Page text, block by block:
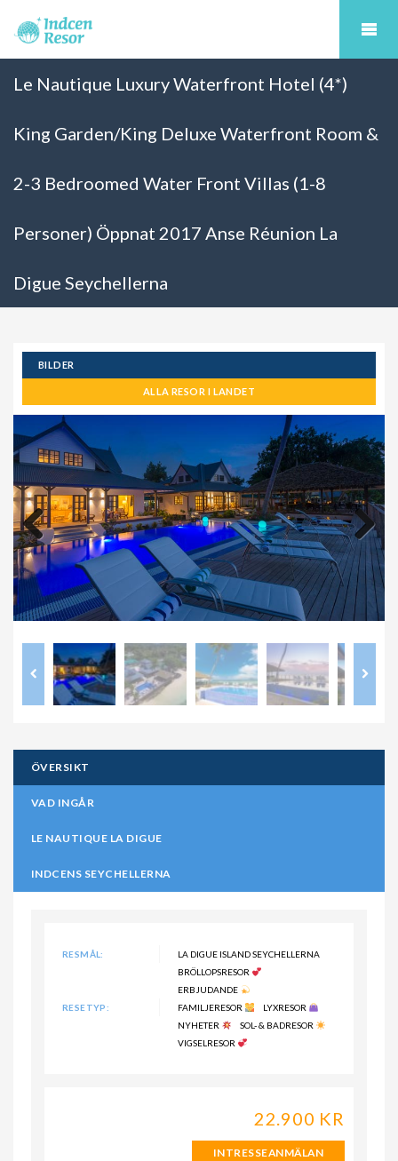
Le Nautique Luxury Waterfront Hotel (4*)
King Garden/King Deluxe Waterfront Room &
2-3 Bedroomed Water Front Villas (1-8
Personer) Öppnat 2017 Anse Réunion La
Digue Seychellerna
BILDER
ALLA RESOR I LANDET
Previous Next
ÖVERSIKT
VAD INGÅR
LE NAUTIQUE LA DIGUE
INDCENS SEYCHELLERNA
RESMÅL: LA DIGUE ISLAND SEYCHELLERNA
RESETYP:
BRÖLLOPSRESOR
ERBJUDANDE
FAMILJERESOR
LYXRESOR
NYHETER
SOL- & BADRESOR
VIGSELRESOR
22.900 KR
INTRESSEANMÄLAN